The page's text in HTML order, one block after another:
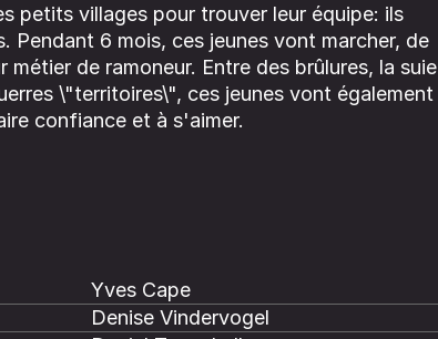
petits villages pour trouver leur équipe: ils
Pendant 6 mois, ces jeunes vont marcher, de
de ramoneur. Entre des brûlures, la suie
\"territoires\", ces jeunes vont également
confiance et à s'aimer.
Yves Cape
Denise Vindervogel